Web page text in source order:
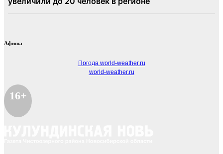
Афиша
Погода world-weather.ru
world-weather.ru
16+